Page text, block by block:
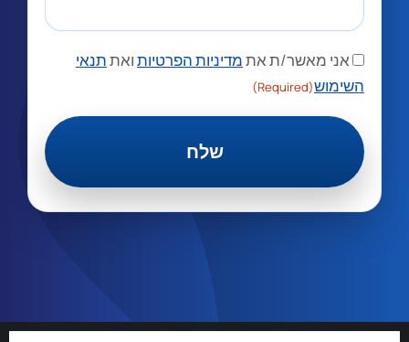
אני מאשר/ת אתמדיניות הפרטיותואתתנאי
השימוש(Required)